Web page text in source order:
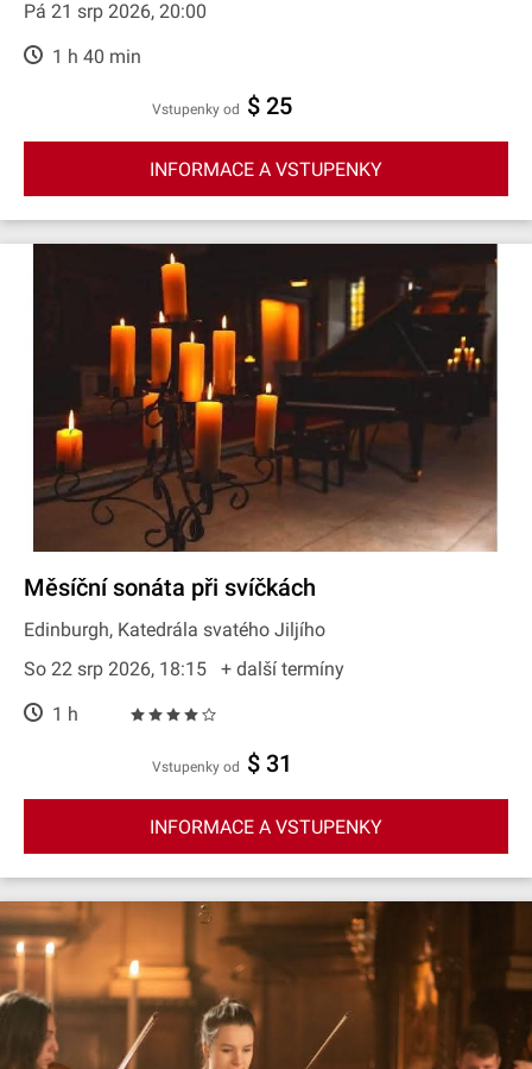
Pá 21 srp 2026, 20:00
1 h 40 min
Vstupenky od $ 25
INFORMACE A VSTUPENKY
Měsíční sonáta při svíčkách
Edinburgh, Katedrála svatého Jiljího
So 22 srp 2026, 18:15
+ další termíny
1 h
Vstupenky od $ 31
INFORMACE A VSTUPENKY